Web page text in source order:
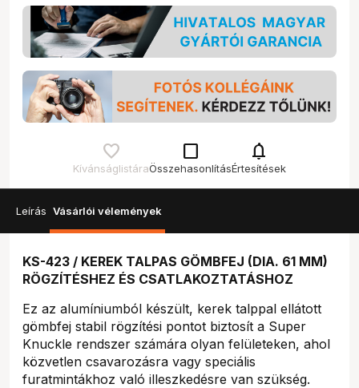
Kívánságlistára
check_box_outline_blank
Összehasonlítás
notifications
Értesítések
Leírás Vásárlói vélemények
KS-423 / KEREK TALPAS GÖMBFEJ (DIA. 61 MM)
RÖGZÍTÉSHEZ ÉS CSATLAKOZTATÁSHOZ
Ez az alumíniumból készült, kerek talppal ellátott
gömbfej stabil rögzítési pontot biztosít a Super
Knuckle rendszer számára olyan felületeken, ahol
közvetlen csavarozásra vagy speciális
furatmintákhoz való illeszkedésre van szükség.